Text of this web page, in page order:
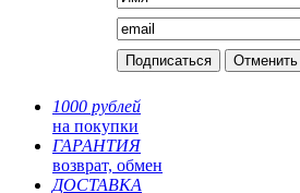
1000 рублей
на покупки
ГАРАНТИЯ
возврат, обмен
ДОСТАВКА